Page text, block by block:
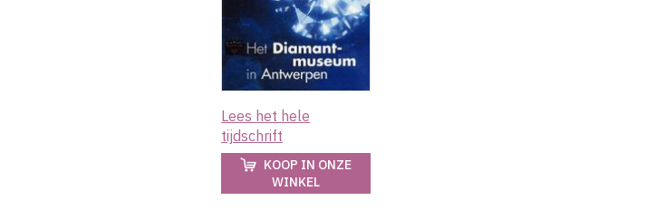
Lees het hele
tijdschrift
KOOP IN ONZE
WINKEL